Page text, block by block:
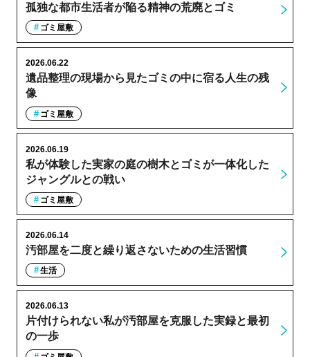
孤独な都市生活者が陥る精神の荒廃とゴミ
ゴミ屋敷
遺品整理の現場から見たゴミの中に宿る人生の残
像
2026.06.22
ゴミ屋敷
私が体験した実家の庭の樹木とゴミが一体化した
ジャングルとの戦い
2026.06.19
ゴミ屋敷
汚部屋を二度と繰り返さないための生活習慣
2026.06.14
生活
片付けられない私が汚部屋を克服した実録と最初
の一歩
2026.06.13